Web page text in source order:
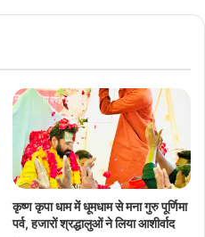
कृष्ण कृपा धाम में धूमधाम से मना गुरु पूर्णिमा
पर्व, हजारों श्रद्धालुओं ने लिया आशीर्वाद